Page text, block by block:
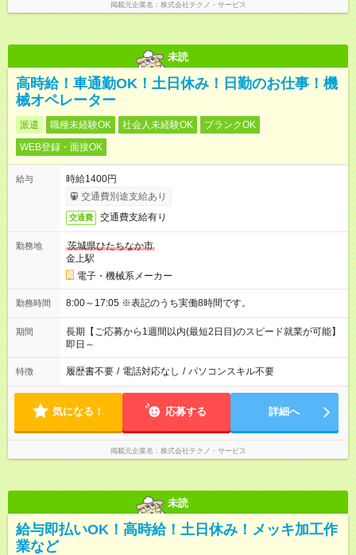
掲載元企業名 株式会社テクノ・サービス
未読
高時給！車通勤OK！土日休み！日勤のお仕事！機
械オペレーター
派遣 職種未経験OK 社会人未経験OK
ブランクOK
WEB登録・面接OK
給与
時給1400円
交通費別途支給あり
交通費 交通費支給有り
勤務地
茨城県ひたちなか市
金上駅
電子・機械系メーカー
勤務時間 8:00～17:05 ※表記のうち実働8時間です。
期間
長期【ご応募から1週間以内(最短2日目)のスピード就業が可能】
即日～
特徴 履歴書不要 / 電話対応なし / パソコンスキル不要
気になる！ 応募する 詳細へ
掲載元企業名 株式会社テクノ・サービス
未読
給与即払いOK！高時給！土日休み！メッキ加工作
業など